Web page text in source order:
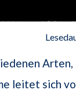
Arten,
leitet sich